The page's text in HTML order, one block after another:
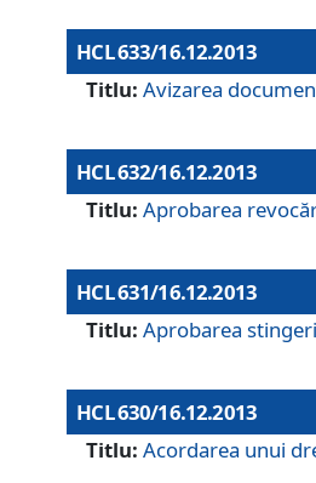
HCL 633/16.12.2013
Titlu: Avizarea
HCL 632/16.12.2013
Titlu: Aprobarea
HCL 631/16.12.2013
Titlu: Aprobarea
HCL 630/16.12.2013
Titlu: Acordarea unui